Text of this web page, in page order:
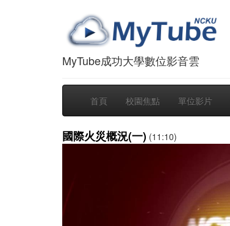
MyTube成功大學數位影音雲
首頁 校園焦點 單位影片
國際火災概況(一) (11:10)